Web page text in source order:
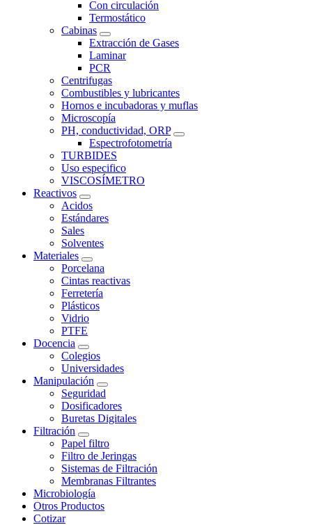
Con circulación
Termostático
Cabinas
Extracción de Gases
Laminar
PCR
Centrifugas
Combustibles y lubricantes
Hornos e incubadoras y muflas
Microscopía
PH, conductividad, ORP
Espectrofotometría
TURBIDES
Uso especifico
VISCOSÍMETRO
Reactivos
Acidos
Estándares
Sales
Solventes
Materiales
Porcelana
Cintas reactivas
Ferretería
Plásticos
Vidrio
PTFE
Docencia
Colegios
Universidades
Manipulación
Seguridad
Dosificadores
Buretas Digitales
Filtración
Papel filtro
Filtro de Jeringas
Sistemas de Filtración
Membranas Filtrantes
Microbiología
Otros Productos
Cotizar